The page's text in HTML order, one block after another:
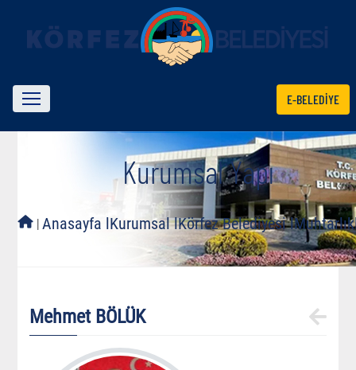
E-BELEDİYE
Kurumsal Yapı
lAnasayfa lKurumsal lKörfez Belediyesi l
Mehmet BÖLÜK